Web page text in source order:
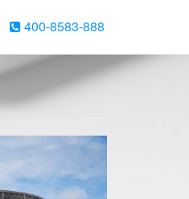
400-8583-888